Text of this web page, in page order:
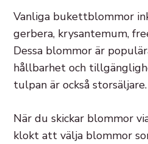
Vanliga bukettblommor
gerbera, krysantemum,
Dessa blommor är
hållbarhet och
tulpan är också storsäljare.
När du skickar blommor
klokt att välja blommor